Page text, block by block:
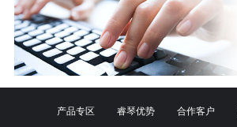
产品专区 睿琴优势 合作客户